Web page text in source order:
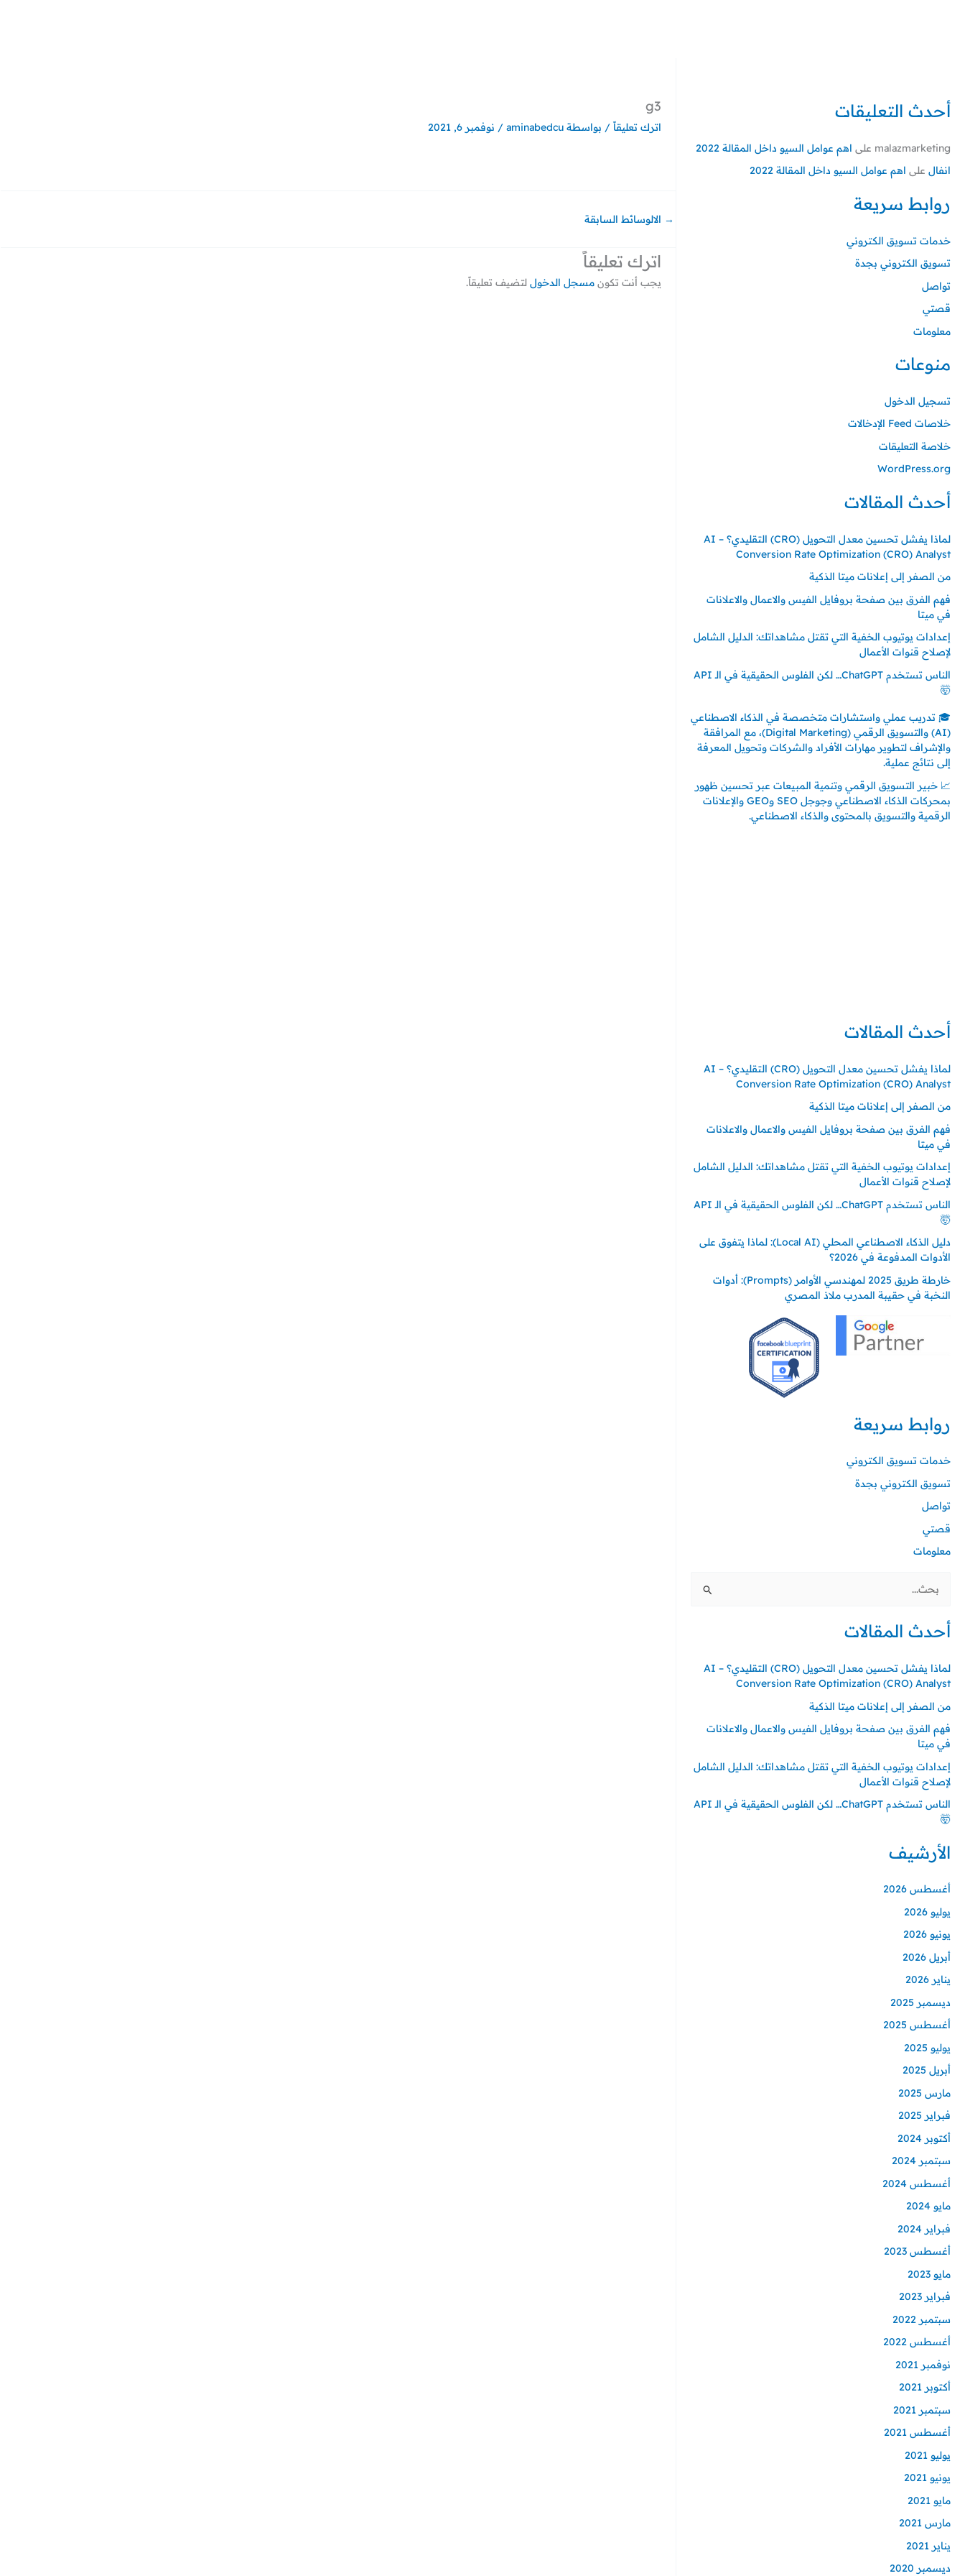
أحدث التعليقات
malazmarketing على اهم عوامل السيو داخل المقالة 2022
انفال على اهم عوامل السيو داخل المقالة 2022
روابط سريعة
خدمات تسويق الكتروني
تسويق الكتروني بجدة
تواصل
قصتي
معلومات
منوعات
تسجيل الدخول
خلاصات Feed الإدخالات
خلاصة التعليقات
WordPress.org
أحدث المقالات
لماذا يفشل تحسين معدل التحويل (CRO) التقليدي؟ – AI
Conversion Rate Optimization (CRO) Analyst
من الصفر إلى إعلانات ميتا الذكية
فهم الفرق بين صفحة بروفايل الفيس والاعمال والاعلانات
في ميتا
إعدادات يوتيوب الخفية التي تقتل مشاهداتك: الدليل الشامل
لإصلاح قنوات الأعمال
الناس تستخدم ChatGPT… لكن الفلوس الحقيقية في الـ API
🤯
🎓 تدريب عملي واستشارات متخصصة في الذكاء الاصطناعي
(AI) والتسويق الرقمي (Digital Marketing)، مع المرافقة
والإشراف لتطوير مهارات الأفراد والشركات وتحويل المعرفة
إلى نتائج عملية.
📈 خبير التسويق الرقمي وتنمية المبيعات عبر تحسين ظهور
بمحركات الذكاء الاصطناعي وجوجل SEO وGEO والإعلانات
الرقمية والتسويق بالمحتوى والذكاء الاصطناعي.
أحدث المقالات
لماذا يفشل تحسين معدل التحويل (CRO) التقليدي؟ – AI
Conversion Rate Optimization (CRO) Analyst
من الصفر إلى إعلانات ميتا الذكية
فهم الفرق بين صفحة بروفايل الفيس والاعمال والاعلانات
في ميتا
إعدادات يوتيوب الخفية التي تقتل مشاهداتك: الدليل الشامل
لإصلاح قنوات الأعمال
الناس تستخدم ChatGPT… لكن الفلوس الحقيقية في الـ API
🤯
دليل الذكاء الاصطناعي المحلي (Local AI): لماذا يتفوق على
الأدوات المدفوعة في 2026؟
خارطة طريق 2025 لمهندسي الأوامر (Prompts): أدوات
النخبة في حقيبة المدرب ملاذ المصري
روابط سريعة
خدمات تسويق الكتروني
تسويق الكتروني بجدة
تواصل
قصتي
معلومات
ث
ن
:
أحدث المقالات
لماذا يفشل تحسين معدل التحويل (CRO) التقليدي؟ – AI
Conversion Rate Optimization (CRO) Analyst
من الصفر إلى إعلانات ميتا الذكية
فهم الفرق بين صفحة بروفايل الفيس والاعمال والاعلانات
في ميتا
إعدادات يوتيوب الخفية التي تقتل مشاهداتك: الدليل الشامل
لإصلاح قنوات الأعمال
الناس تستخدم ChatGPT… لكن الفلوس الحقيقية في الـ API
🤯
الأرشيف
أغسطس 2026
يوليو 2026
يونيو 2026
أبريل 2026
يناير 2026
ديسمبر 2025
أغسطس 2025
يوليو 2025
أبريل 2025
مارس 2025
فبراير 2025
أكتوبر 2024
سبتمبر 2024
أغسطس 2024
مايو 2024
فبراير 2024
أغسطس 2023
مايو 2023
فبراير 2023
سبتمبر 2022
أغسطس 2022
نوفمبر 2021
أكتوبر 2021
سبتمبر 2021
أغسطس 2021
يوليو 2021
يونيو 2021
مايو 2021
مارس 2021
يناير 2021
ديسمبر 2020
g3
اترك تعليقاً / بواسطة aminabedcu
/ نوفمبر 6, 2021
→ الالوسائط السابقة
اترك تعليقاً
يجب أنت تكونمسجل الدخول لتضيف تعليقاً.